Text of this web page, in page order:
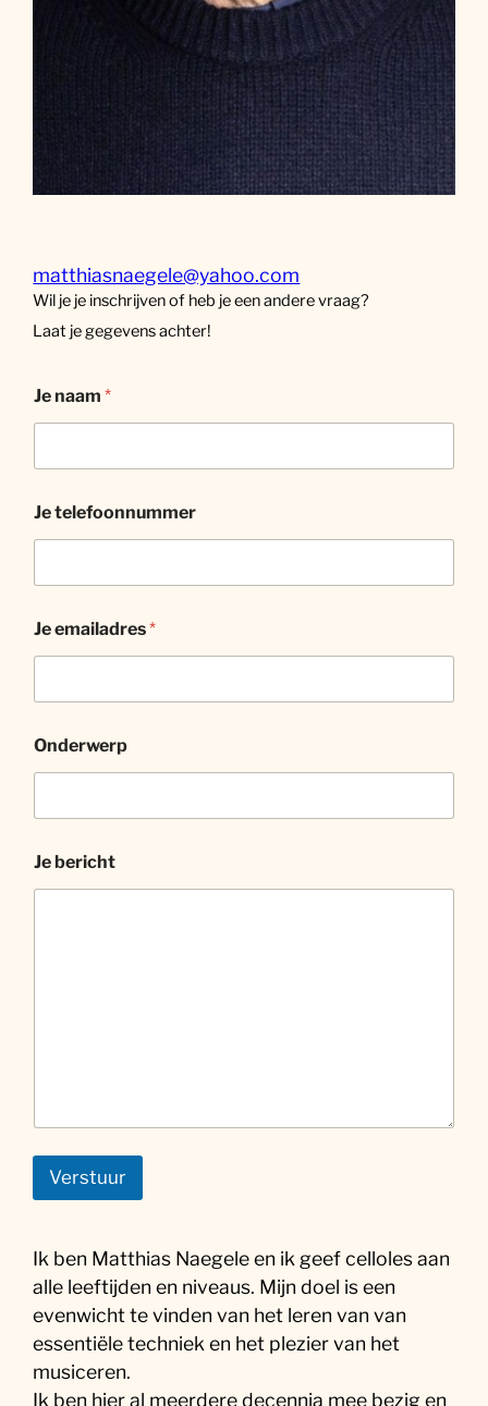
matthiasnaegele@yahoo.com
Wil je je inschrijven of heb je een andere vraag?
Laat je gegevens achter!
Je naam*
Je telefoonnummer
Je emailadres*
Onderwerp
Je bericht
Verstuur
Ik ben Matthias Naegele en ik geef celloles aan
alle leeftijden en niveaus. Mijn doel is een
evenwicht te vinden van het leren van van
essentiële techniek en het plezier van het
musiceren.
Ik ben hier al meerdere decennia mee bezig en